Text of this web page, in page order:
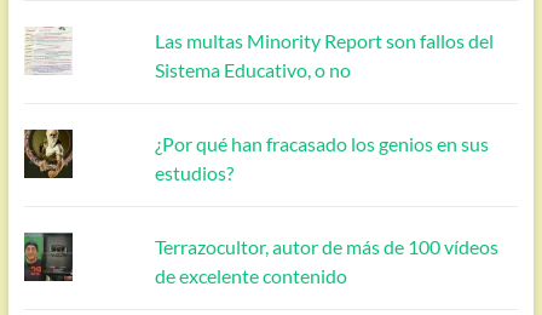
Las multas Minority Report son fallos del
Sistema Educativo, o no
¿Por qué han fracasado los genios en sus
estudios?
Terrazocultor, autor de más de 100 vídeos
de excelente contenido